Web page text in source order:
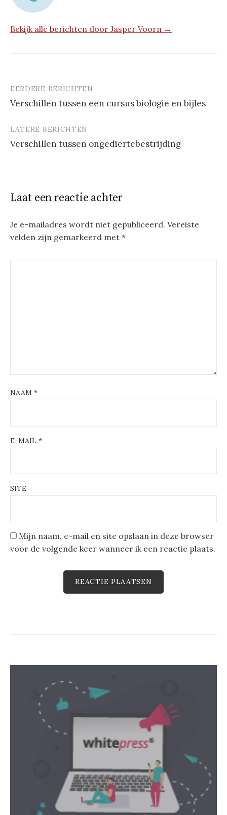
Bekijk alle berichten door Jasper Voorn →
Berichtnavigatie
EERDERE BERICHTEN
Verschillen tussen een cursus biologie en bijles
LATERE BERICHTEN
Verschillen tussen ongediertebestrijding
Laat een reactie achter
Je e-mailadres wordt niet gepubliceerd. Vereiste
velden zijn gemarkeerd met *
NAAM *
E-MAIL *
SITE
Mijn naam, e-mail en site opslaan in deze browser
voor de volgende keer wanneer ik een reactie plaats.